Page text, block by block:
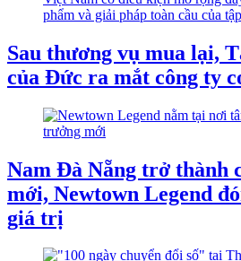
Sau thương vụ mua lại,
của Đức ra mắt công ty
Nam Đà Nẵng trở thành
mới, Newtown Legend
giá trị